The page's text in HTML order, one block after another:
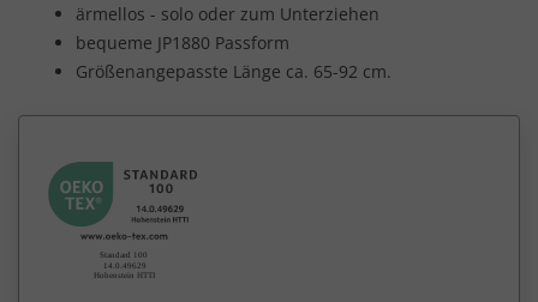
ärmellos - solo oder zum Unterziehen
bequeme JP1880 Passform
Größenangepasste Länge ca. 65-92 cm.